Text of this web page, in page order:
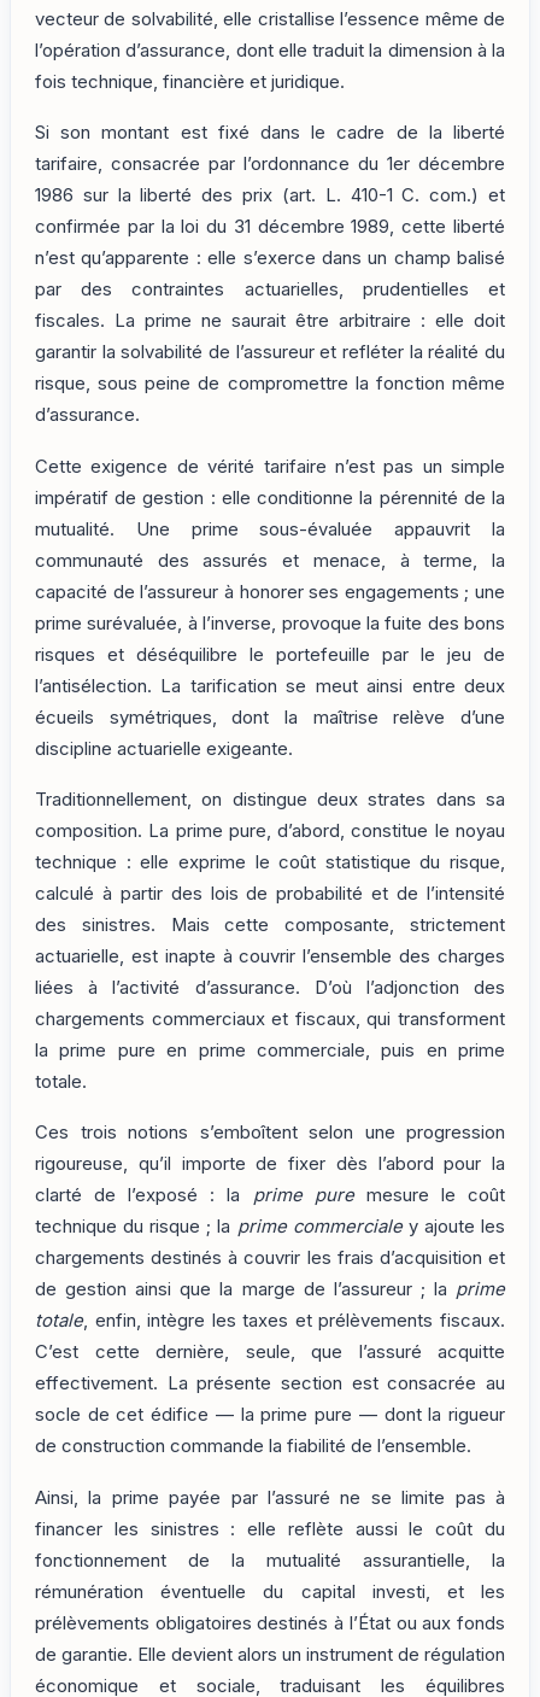
vecteur de solvabilité, elle cristallise l’essence même de
l’opération d’assurance, dont elle traduit la dimension à la
fois technique, financière et juridique.
Si son montant est fixé dans le cadre de la liberté
tarifaire, consacrée par l’ordonnance du 1er décembre
1986 sur la liberté des prix (art. L. 410-1 C. com.) et
confirmée par la loi du 31 décembre 1989, cette liberté
n’est qu’apparente : elle s’exerce dans un champ balisé
par des contraintes actuarielles, prudentielles et
fiscales. La prime ne saurait être arbitraire : elle doit
garantir la solvabilité de l’assureur et refléter la réalité du
risque, sous peine de compromettre la fonction même
d’assurance.
Cette exigence de vérité tarifaire n’est pas un simple
impératif de gestion : elle conditionne la pérennité de la
mutualité. Une prime sous-évaluée appauvrit la
communauté des assurés et menace, à terme, la
capacité de l’assureur à honorer ses engagements ; une
prime surévaluée, à l’inverse, provoque la fuite des bons
risques et déséquilibre le portefeuille par le jeu de
l’antisélection. La tarification se meut ainsi entre deux
écueils symétriques, dont la maîtrise relève d’une
discipline actuarielle exigeante.
Traditionnellement, on distingue deux strates dans sa
composition. La prime pure, d’abord, constitue le noyau
technique : elle exprime le coût statistique du risque,
calculé à partir des lois de probabilité et de l’intensité
des sinistres. Mais cette composante, strictement
actuarielle, est inapte à couvrir l’ensemble des charges
liées à l’activité d’assurance. D’où l’adjonction des
chargements commerciaux et fiscaux, qui transforment
la prime pure en prime commerciale, puis en prime
totale.
Ces trois notions s’emboîtent selon une progression
rigoureuse, qu’il importe de fixer dès l’abord pour la
clarté de l’exposé : la prime puremesure le coût
technique du risque ; la prime commercialey ajoute les
chargements destinés à couvrir les frais d’acquisition et
de gestion ainsi que la marge de l’assureur ; la prime
totale, enfin, intègre les taxes et prélèvements fiscaux.
C’est cette dernière, seule, que l’assuré acquitte
effectivement. La présente section est consacrée au
socle de cet édifice — la prime pure — dont la rigueur
de construction commande la fiabilité de l’ensemble.
Ainsi, la prime payée par l’assuré ne se limite pas à
financer les sinistres : elle reflète aussi le coût du
fonctionnement de la mutualité assurantielle, la
rémunération éventuelle du capital investi, et les
prélèvements obligatoires destinés à l’État ou aux fonds
de garantie. Elle devient alors un instrument de régulation
économique et sociale, traduisant les équilibres